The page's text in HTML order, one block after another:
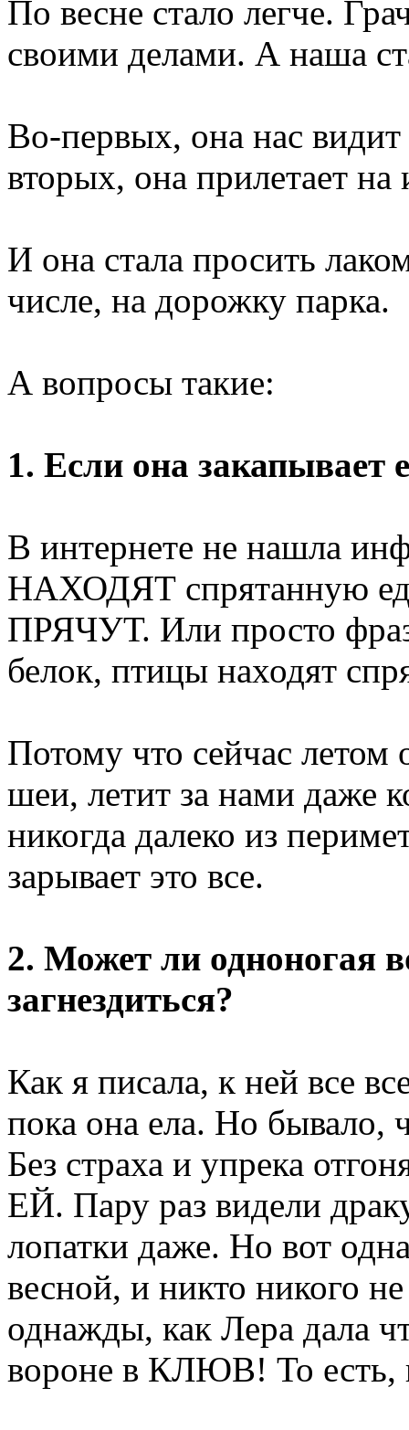
По весне стало легче.
своими делами. А наша
Во-первых, она нас видит
вторых, она прилетает на
И она стала просить
числе, на дорожку парка.
А вопросы такие:
1. Если она закапывает
В интернете не нашла
НАХОДЯТ спрятанную
ПРЯЧУТ. Или просто
белок, птицы находят
Потому что сейчас
шеи, летит за нами даже
никогда далеко из
зарывает это все.
2. Может ли одноногая
загнездиться?
Как я писала, к ней все
пока она ела. Но бывало,
Без страха и упрека
ЕЙ. Пару раз видели
лопатки даже. Но вот
весной, и никто никого
однажды, как Лера дала
вороне в КЛЮВ! То есть,